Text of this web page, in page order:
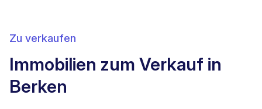
Zu verkaufen
Immobilien zum Verkauf in
Berken